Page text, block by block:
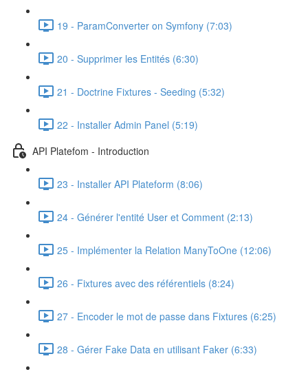
19 - ParamConverter on Symfony (7:03)
20 - Supprimer les Entités (6:30)
21 - Doctrine Fixtures - Seeding (5:32)
22 - Installer Admin Panel (5:19)
API Platefom - Introduction
23 - Installer API Plateform (8:06)
24 - Générer l'entité User et Comment (2:13)
25 - Implémenter la Relation ManyToOne (12:06)
26 - Fixtures avec des référentiels (8:24)
27 - Encoder le mot de passe dans Fixtures (6:25)
28 - Gérer Fake Data en utilisant Faker (6:33)